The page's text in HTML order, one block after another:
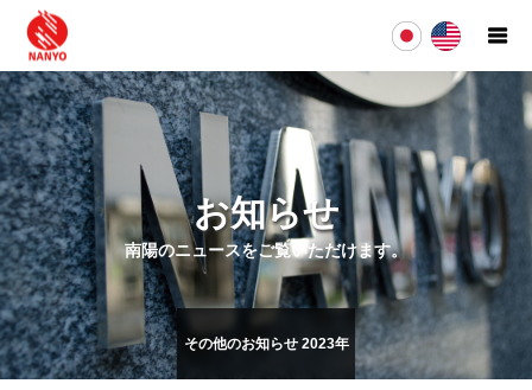
お知らせ
南陽のニュースをご覧いただけます。
その他のお知らせ 2023年